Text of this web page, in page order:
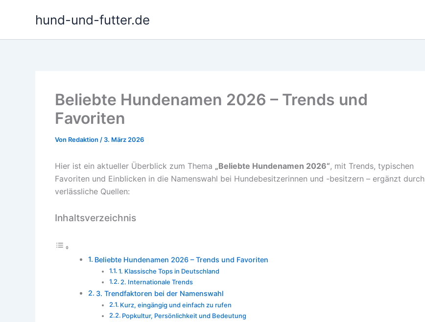
hund-und-futter.de
Beliebte Hundenamen 2026 – Trends und
Favoriten
Von Redaktion / 3. März 2026
Hier ist ein aktueller Überblick zum Thema „Beliebte Hundenamen 2026“, mit Trends, typischen
Favoriten und Einblicken in die Namenswahl bei Hundebesitzerinnen und -besitzern – ergänzt durch
verlässliche Quellen:
Inhaltsverzeichnis
Beliebte Hundenamen 2026 – Trends und Favoriten
1. Klassische Tops in Deutschland
2. Internationale Trends
3. Trendfaktoren bei der Namenswahl
Kurz, eingängig und einfach zu rufen
Popkultur, Persönlichkeit und Bedeutung